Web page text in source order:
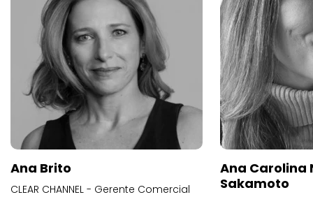
Ana Brito
CLEAR CHANNEL - Gerente Comercial
Ana Carolina
Sakamoto